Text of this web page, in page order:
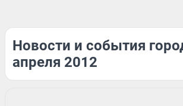
Новости и события
апреля 2012